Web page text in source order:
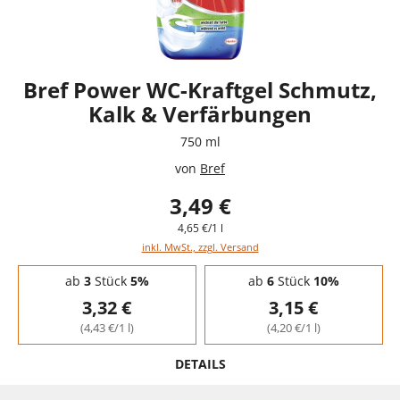
Bref Power WC-Kraftgel Schmutz,
Kalk & Verfärbungen
750 ml
von Bref
3,49 €
4,65 €/1 l
inkl. MwSt., zzgl. Versand
Staffelpreise - Mengenrabatt
ab 3Stück 5%
3,32 €
(4,43 €/1 l)
ab 6Stück 10%
3,15 €
(4,20 €/1 l)
DETAILS